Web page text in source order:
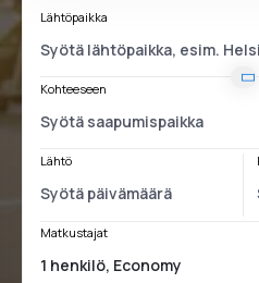
Lähtöpaikka
Kohteeseen
Lähtö
Matkustajat